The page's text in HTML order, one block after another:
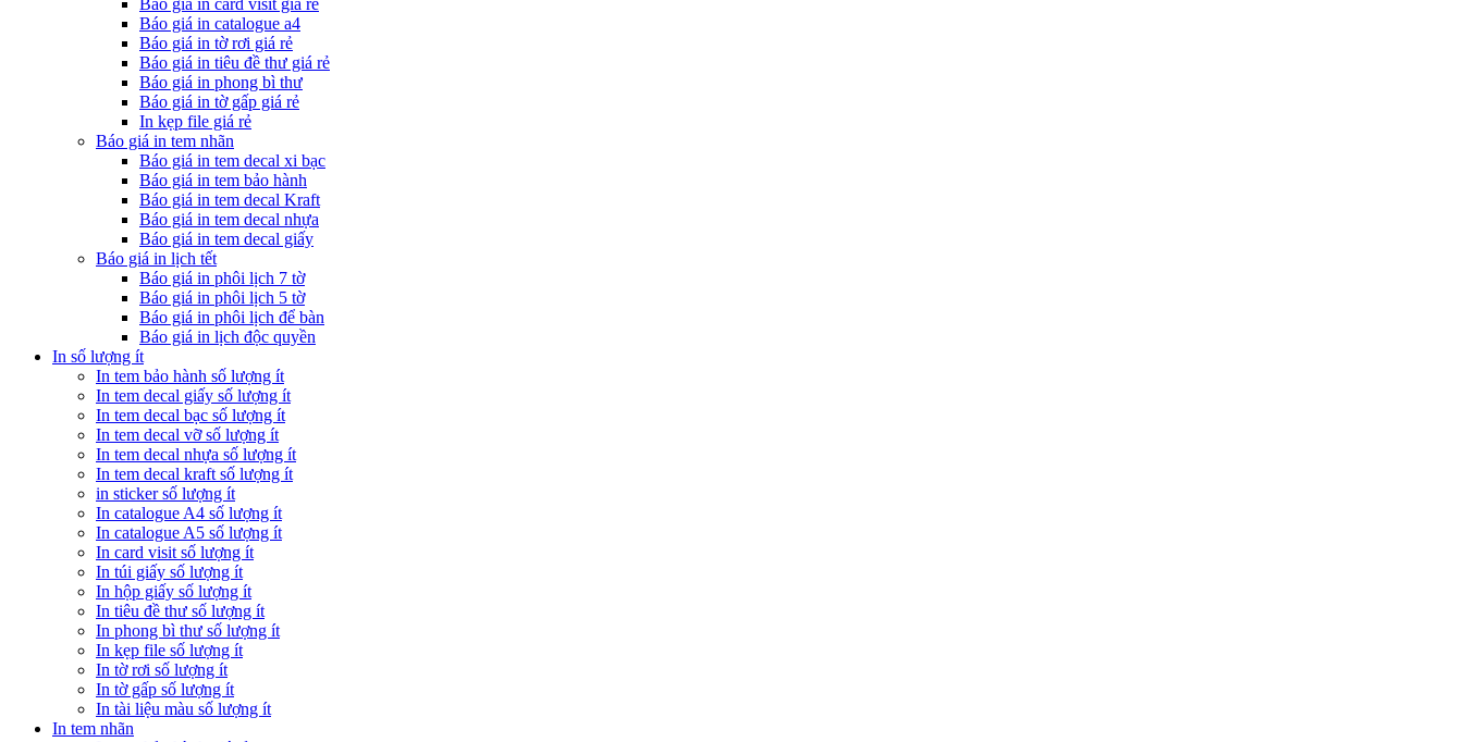
Báo giá in catalogue a4
Báo giá in tờ rơi giá rẻ
Báo giá in tiêu đề thư giá rẻ
Báo giá in phong bì thư
Báo giá in tờ gấp giá rẻ
In kẹp file giá rẻ
Báo giá in tem nhãn
Báo giá in tem decal xi bạc
Báo giá in tem bảo hành
Báo giá in tem decal Kraft
Báo giá in tem decal nhựa
Báo giá in tem decal giấy
Báo giá in lịch tết
Báo giá in phôi lịch 7 tờ
Báo giá in phôi lịch 5 tờ
Báo giá in phôi lịch để bàn
Báo giá in lịch độc quyền
In số lượng ít
In tem bảo hành số lượng ít
In tem decal giấy số lượng ít
In tem decal bạc số lượng ít
In tem decal vỡ số lượng ít
In tem decal nhựa số lượng ít
In tem decal kraft số lượng ít
in sticker số lượng ít
In catalogue A4 số lượng ít
In catalogue A5 số lượng ít
In card visit số lượng ít
In túi giấy số lượng ít
In hộp giấy số lượng ít
In tiêu đề thư số lượng ít
In phong bì thư số lượng ít
In kẹp file số lượng ít
In tờ rơi số lượng ít
In tờ gấp số lượng ít
In tài liệu màu số lượng ít
In tem nhãn